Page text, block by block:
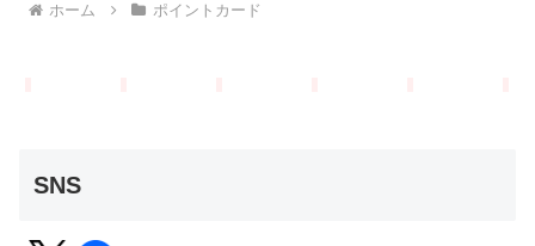
ホーム ポイントカード
SNS